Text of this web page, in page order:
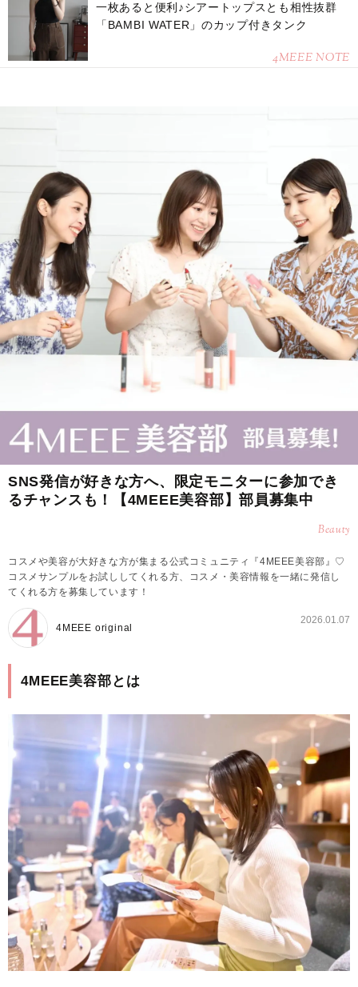
一枚あると便利♪シアートップスとも相性抜群
「BAMBI WATER」のカップ付きタンク
4MEEE NOTE
SNS発信が好きな方へ、限定モニターに参加でき
るチャンスも！【4MEEE美容部】部員募集中
Beauty
コスメや美容が大好きな方が集まる公式コミュニティ『4MEEE美容部』♡
コスメサンプルをお試ししてくれる方、コスメ・美容情報を一緒に発信し
てくれる方を募集しています！
4MEEE original
2026.01.07
4MEEE美容部とは